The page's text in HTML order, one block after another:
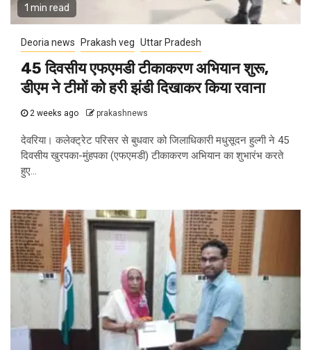
1 min read
Deoria news Prakash veg Uttar Pradesh
45 दिवसीय एफएमडी टीकाकरण अभियान शुरू,
डीएम ने टीमों को हरी झंडी दिखाकर किया रवाना
2 weeks ago prakashnews
देवरिया। कलेक्ट्रेट परिसर से बुधवार को जिलाधिकारी मधुसूदन हुल्गी ने 45
दिवसीय खुरपका-मुंहपका (एफएमडी) टीकाकरण अभियान का शुभारंभ करते
हुए...